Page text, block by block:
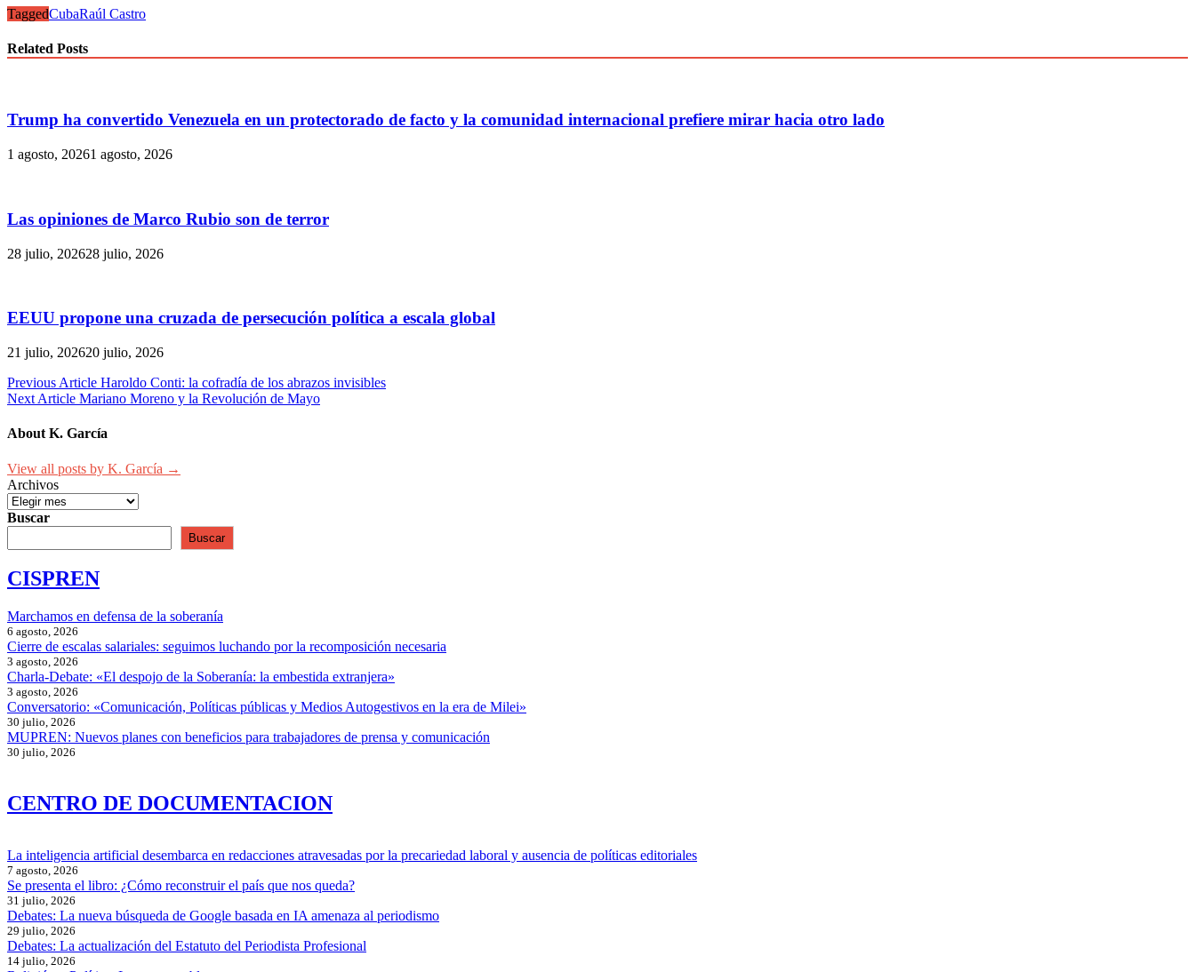
TaggedCubaRaúl Castro
Related Posts
Trump ha convertido Venezuela en un protectorado de facto y la comunidad internacional prefiere mirar hacia otro lado
1 agosto, 20261 agosto, 2026
Las opiniones de Marco Rubio son de terror
28 julio, 202628 julio, 2026
EEUU propone una cruzada de persecución política a escala global
21 julio, 202620 julio, 2026
Navegación
de
entradas
Previous Article Haroldo Conti: la cofradía de los abrazos invisibles
Next Article Mariano Moreno y la Revolución de Mayo
About K. García
View all posts by K. García →
Archivos
Buscar
Buscar
CISPREN
Marchamos en defensa de la soberanía
6 agosto, 2026
Cierre de escalas salariales: seguimos luchando por la recomposición necesaria
3 agosto, 2026
Charla-Debate: «El despojo de la Soberanía: la embestida extranjera»
3 agosto, 2026
Conversatorio: «Comunicación, Políticas públicas y Medios Autogestivos en la era de Milei»
30 julio, 2026
MUPREN: Nuevos planes con beneficios para trabajadores de prensa y comunicación
30 julio, 2026
CENTRO DE DOCUMENTACION
La inteligencia artificial desembarca en redacciones atravesadas por la precariedad laboral y ausencia de políticas editoriales
7 agosto, 2026
Se presenta el libro: ¿Cómo reconstruir el país que nos queda?
31 julio, 2026
Debates: La nueva búsqueda de Google basada en IA amenaza al periodismo
29 julio, 2026
Debates: La actualización del Estatuto del Periodista Profesional
14 julio, 2026